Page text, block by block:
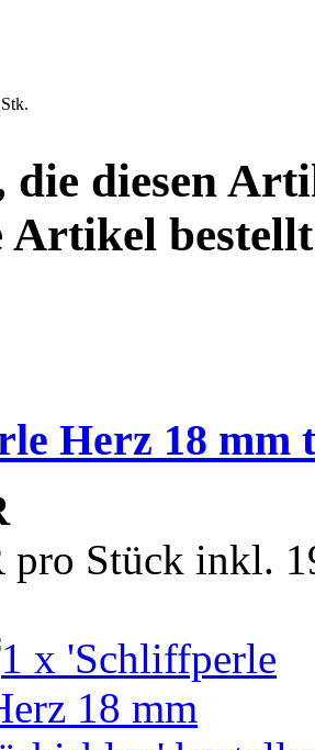
die diesen
Artikel
Herz 18 mm
pro Stück inkl.